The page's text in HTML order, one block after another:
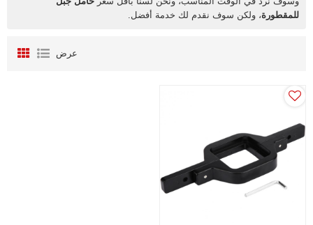
للمقطورة، ولكن سوف نقدم لك خدمة أفضل.
عرض